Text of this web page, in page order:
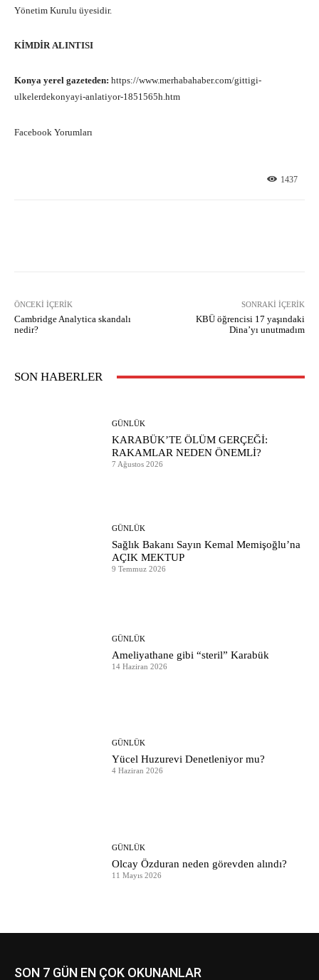
Yönetim Kurulu üyesidir.
KİMDİR ALINTISI
Konya yerel gazeteden: https://www.merhabahaber.com/gittigi-
ulkelerdekonyayi-anlatiyor-1851565h.htm
Facebook Yorumları
1437
ÖNCEKI İÇERIK
Cambridge Analytica skandalı
nedir?
SONRAKI İÇERIK
KBÜ öğrencisi 17 yaşındaki
Dina’yı unutmadım
SON HABERLER
GÜNLÜK
KARABÜK’TE ÖLÜM GERÇEĞİ:
RAKAMLAR NEDEN ÖNEMLİ?
7 Ağustos 2026
GÜNLÜK
Sağlık Bakanı Sayın Kemal Memişoğlu’na
AÇIK MEKTUP
9 Temmuz 2026
GÜNLÜK
Ameliyathane gibi “steril” Karabük
14 Haziran 2026
GÜNLÜK
Yücel Huzurevi Denetleniyor mu?
4 Haziran 2026
GÜNLÜK
Olcay Özduran neden görevden alındı?
11 Mayıs 2026
SON 7 GÜN EN ÇOK OKUNANLAR